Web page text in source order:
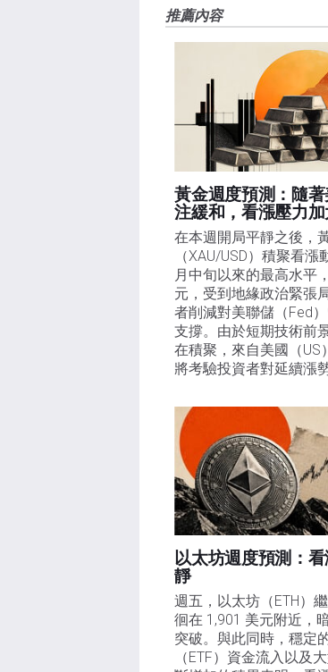
FXStreet和作者不提供個性化的建
失，傷害或損害由此資訊及其顯示
推薦內容
黃金週度預測：隨
注緩和，看漲壓力
在本週開局平靜之後，
（XAU/USD）積聚看
月中旬以來的最高水平
元，受到地緣政治緊張
者削減對美聯儲（Fed
支撐。由於短期技術前
在積聚，來自美國（US
將考驗投資者對延續漲
以太坊週度預測：
靜
週五，以太坊（ETH）
徊在 1,901 美元附近，
突破。與此同時，穩定
（ETF）資金流入以及